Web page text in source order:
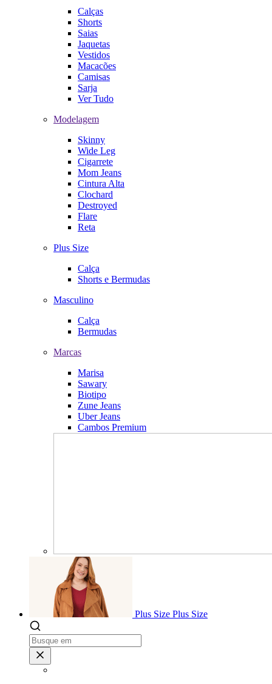
Calças
Shorts
Saias
Jaquetas
Vestidos
Macacões
Camisas
Sarja
Ver Tudo
Modelagem
Skinny
Wide Leg
Cigarrete
Mom Jeans
Cintura Alta
Clochard
Destroyed
Flare
Reta
Plus Size
Calça
Shorts e Bermudas
Masculino
Calça
Bermudas
Marcas
Marisa
Sawary
Biotipo
Zune Jeans
Uber Jeans
Cambos Premium
Plus Size Plus Size